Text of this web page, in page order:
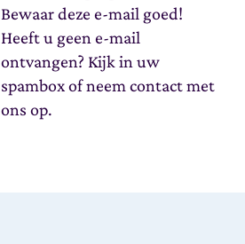
Bewaar deze e-mail goed!
Heeft u geen e-mail
ontvangen? Kijk in uw
spambox of neem contact met
ons op.